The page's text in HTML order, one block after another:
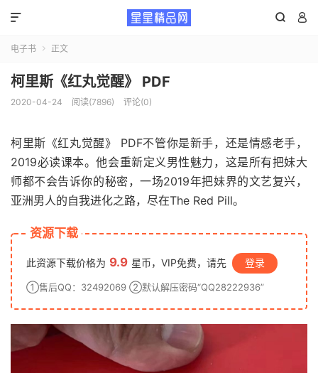
 

电子书  正文
柯里斯《红丸觉醒》 PDF
2020-04-24 阅读(7896) 评论(0)
柯里斯《红丸觉醒》 PDF不管你是新手，还是情感老手，
2019必读课本。他会重新定义男性魅力，这是所有把妹大
师都不会告诉你的秘密，一场2019年把妹界的文艺复兴，
亚洲男人的自我进化之路，尽在The Red Pill。
资源下载
此资源下载价格为 9.9 星币，VIP免费，请先 登录
①售后QQ：32492069 ②默认解压密码“QQ28222936”